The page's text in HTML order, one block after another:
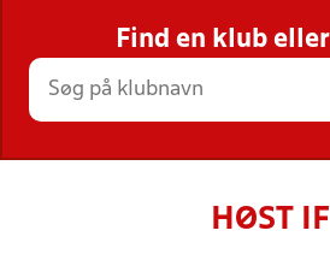
STILLINGER,
HOLD
Find en klub
HØST IF